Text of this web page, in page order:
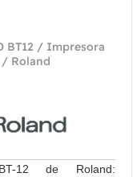
BT12 / Impresora
/ Roland
BT-12 de Roland: